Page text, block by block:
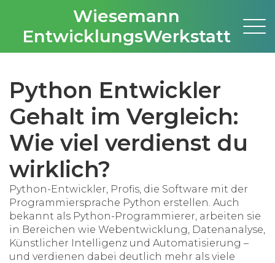
Wiesemann
EntwicklungsWerkstatt
Python Entwickler
Gehalt im Vergleich:
Wie viel verdienst du
wirklich?
Python-Entwickler, Profis, die Software mit der
Programmiersprache Python erstellen. Auch
bekannt als Python-Programmierer, arbeiten sie
in Bereichen wie Webentwicklung, Datenanalyse,
Künstlicher Intelligenz und Automatisierung –
und verdienen dabei deutlich mehr als viele